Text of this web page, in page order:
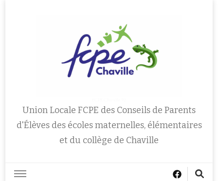
Union Locale FCPE des Conseils de Parents
d'Élèves des écoles maternelles, élémentaires
et du collège de Chaville